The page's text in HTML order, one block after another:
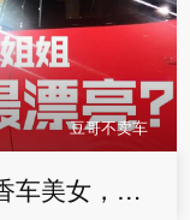
豆哥不卖车
豆车一分钟：2018成都车展香车美女，哪位小姐姐最好看？